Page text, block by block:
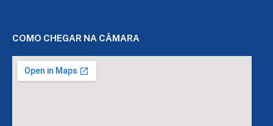
COMO CHEGAR NA CÂMARA